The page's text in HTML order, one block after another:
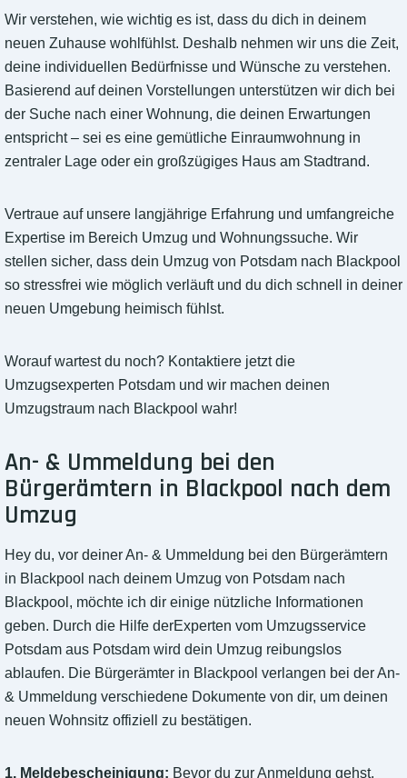
Wir verstehen, wie wichtig es ist, dass du dich in deinem
neuen Zuhause wohlfühlst. Deshalb nehmen wir uns die Zeit,
deine individuellen Bedürfnisse und Wünsche zu verstehen.
Basierend auf deinen Vorstellungen unterstützen wir dich bei
der Suche nach einer Wohnung, die deinen Erwartungen
entspricht – sei es eine gemütliche Einraumwohnung in
zentraler Lage oder ein großzügiges Haus am Stadtrand.
Vertraue auf unsere langjährige Erfahrung und umfangreiche
Expertise im Bereich Umzug und Wohnungssuche. Wir
stellen sicher, dass dein Umzug von Potsdam nach Blackpool
so stressfrei wie möglich verläuft und du dich schnell in deiner
neuen Umgebung heimisch fühlst.
Worauf wartest du noch? Kontaktiere jetzt die
Umzugsexperten Potsdam und wir machen deinen
Umzugstraum nach Blackpool wahr!
An- & Ummeldung bei den
Bürgerämtern in Blackpool nach dem
Umzug
Hey du, vor deiner An- & Ummeldung bei den Bürgerämtern
in Blackpool nach deinem Umzug von Potsdam nach
Blackpool, möchte ich dir einige nützliche Informationen
geben. Durch die Hilfe derExperten vom Umzugsservice
Potsdam aus Potsdam wird dein Umzug reibungslos
ablaufen. Die Bürgerämter in Blackpool verlangen bei der An-
& Ummeldung verschiedene Dokumente von dir, um deinen
neuen Wohnsitz offiziell zu bestätigen.
1. Meldebescheinigung: Bevor du zur Anmeldung gehst,